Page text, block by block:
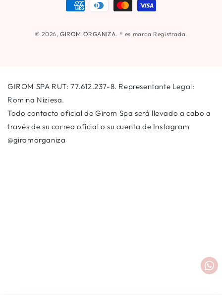
© 2026, GIROM ORGANIZA. ® es marca Registrada.
GIROM SPA RUT: 77.612.237-8. Representante Legal:
Romina Niziesa.
Todo contacto oficial de Girom Spa será llevado a cabo a
través de su correo oficial o su cuenta de Instagram
@giromorganiza